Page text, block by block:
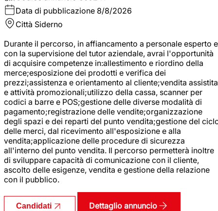
Data di pubblicazione 8/8/2026
Città Siderno
Durante il percorso, in affiancamento a personale esperto e
con la supervisione del tutor aziendale, avrai l'opportunità
di acquisire competenze in:allestimento e riordino della
merce;esposizione dei prodotti e verifica dei
prezzi;assistenza e orientamento al cliente;vendita assistita
e attività promozionali;utilizzo della cassa, scanner per
codici a barre e POS;gestione delle diverse modalità di
pagamento;registrazione delle vendite;organizzazione
degli spazi e dei reparti del punto vendita;gestione del
delle merci, dal ricevimento all'esposizione e alla
vendita;applicazione delle procedure di sicurezza
all'interno del punto vendita. Il percorso permetterà inoltre
di sviluppare capacità di comunicazione con il cliente,
ascolto delle esigenze, vendita e gestione della relazione
con il pubblico.
Candidati Dettaglio annuncio